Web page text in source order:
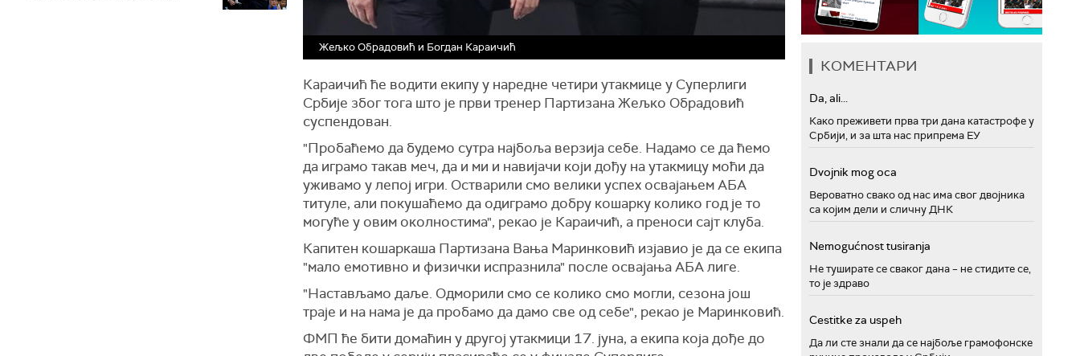
Жељко Обрадовић и Богдан Караичић
Караичић ће водити екипу у наредне четири утакмице у Суперлиги
Србије због тога што је први тренер Партизана Жељко Обрадовић
суспендован.
"Пробаћемо да будемо сутра најбоља верзија себе. Надамо се да ћемо
да играмо такав меч, да и ми и навијачи који дођу на утакмицу моћи да
уживамо у лепој игри. Остварили смо велики успех освајањем АБА
титуле, али покушаћемо да одиграмо добру кошарку колико год је то
могуће у овим околностима", рекао је Караичић, а преноси сајт клуба.
Капитен кошаркаша Партизана Вања Маринковић изјавио је да се екипа
"мало емотивно и физички испразнила" после освајања АБА лиге.
"Настављамо даље. Одморили смо се колико смо могли, сезона још
траје и на нама је да пробамо да дамо све од себе", рекао је Маринковић.
ФМП ће бити домаћин у другој утакмици 17. јуна, а екипа која дође до
КОМЕНТАРИ
Da, ali...
Како преживети прва три дана катастрофе у
Србији, и за шта нас припрема ЕУ
Dvojnik mog oca
Вероватно свако од нас има свог двојника
са којим дели и сличну ДНК
Nemogućnost tusiranja
Не туширате се сваког дана – не стидите се,
то је здраво
Cestitke za uspeh
Да ли сте знали да се најбоље грамофонске